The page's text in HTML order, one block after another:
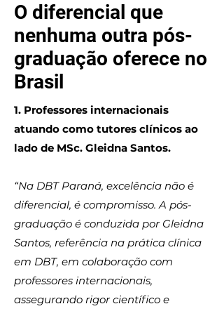
O diferencial que
nenhuma outra pós-
graduação oferece no
Brasil
1. Professores internacionais
atuando como tutores clínicos ao
lado de MSc. Gleidna Santos.
“Na DBT Paraná, excelência não é
diferencial, é compromisso. A pós-
graduação é conduzida por Gleidna
Santos, referência na prática clínica
em DBT, em colaboração com
professores internacionais,
assegurando rigor científico e